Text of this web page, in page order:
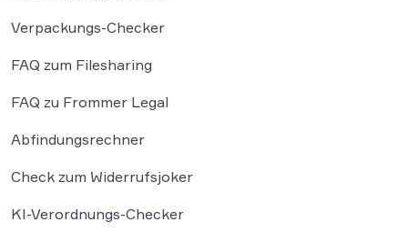
Verpackungs-Checker
FAQ zum Filesharing
FAQ zu Frommer Legal
Abfindungsrechner
Check zum Widerrufsjoker
KI-Verordnungs-Checker